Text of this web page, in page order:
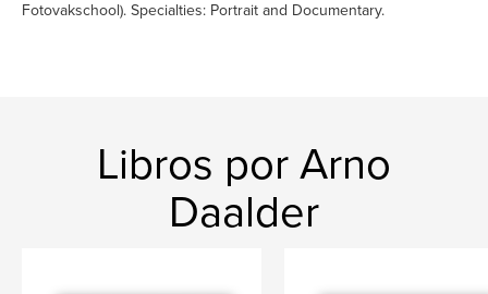
Fotovakschool). Specialties: Portrait and Documentary.
Libros por Arno
Daalder